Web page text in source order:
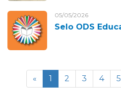
05/05/2026
Selo ODS
« 1 2 3 4 5